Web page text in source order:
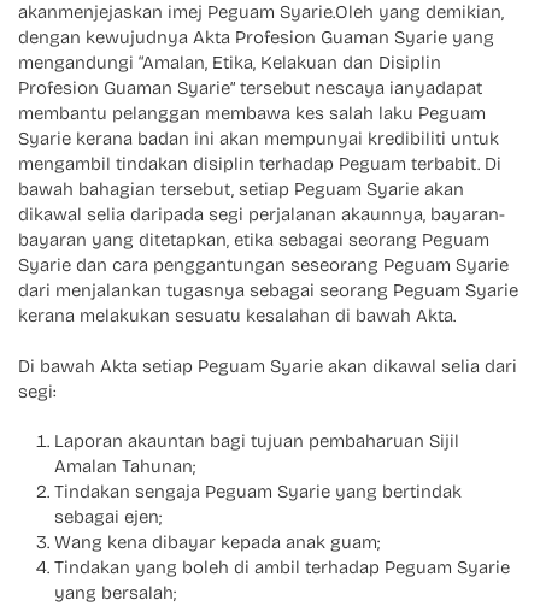
akanmenjejaskan imej Peguam Syarie.Oleh yang demikian,
dengan kewujudnya Akta Profesion Guaman Syarie yang
mengandungi “Amalan, Etika, Kelakuan dan Disiplin
Profesion Guaman Syarie” tersebut nescaya ianyadapat
membantu pelanggan membawa kes salah laku Peguam
Syarie kerana badan ini akan mempunyai kredibiliti untuk
mengambil tindakan disiplin terhadap Peguam terbabit. Di
bawah bahagian tersebut, setiap Peguam Syarie akan
dikawal selia daripada segi perjalanan akaunnya, bayaran-
bayaran yang ditetapkan, etika sebagai seorang Peguam
Syarie dan cara penggantungan seseorang Peguam Syarie
dari menjalankan tugasnya sebagai seorang Peguam Syarie
kerana melakukan sesuatu kesalahan di bawah Akta.
Di bawah Akta setiap Peguam Syarie akan dikawal selia dari
segi:
Laporan akauntan bagi tujuan pembaharuan Sijil
Amalan Tahunan;
Tindakan sengaja Peguam Syarie yang bertindak
sebagai ejen;
Wang kena dibayar kepada anak guam;
Tindakan yang boleh di ambil terhadap Peguam Syarie
yang bersalah;